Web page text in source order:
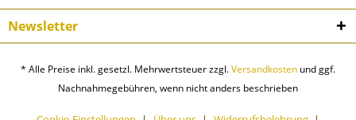
Newsletter
* Alle Preise inkl. gesetzl. Mehrwertsteuer zzgl.Versandkosten und ggf.
Nachnahmegebühren, wenn nicht anders beschrieben